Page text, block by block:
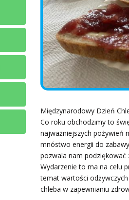
Międzynarodowy Dzień
Co roku obchodzimy to
najważniejszych pożywień
mnóstwo energii do
pozwala nam
Wydarzenie to ma na celu
temat wartości
chleba w zapewnianiu